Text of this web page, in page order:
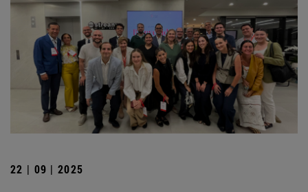
22 | 09 | 2025